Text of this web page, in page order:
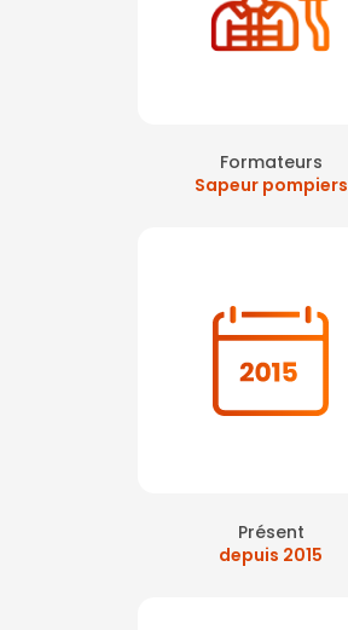
Formateurs
Sapeur pompiers
Présent
depuis 2015